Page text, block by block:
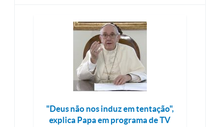
"Deus não nos induz em tentação",
explica Papa em programa de TV